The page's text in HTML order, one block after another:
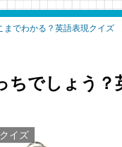
までわかる？英語表現クイズ
ちでしょう
イズ